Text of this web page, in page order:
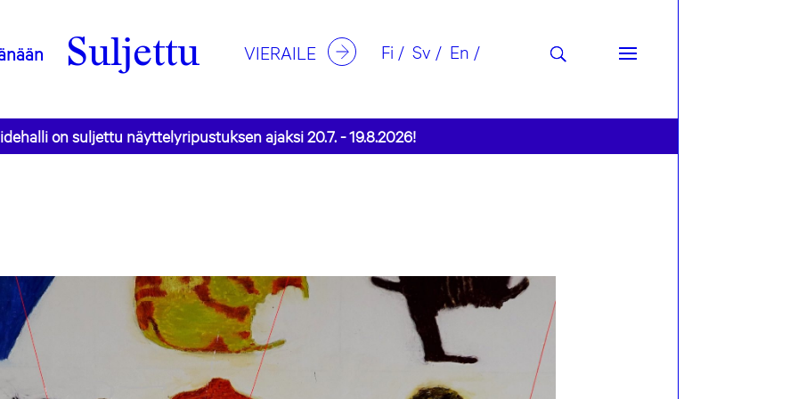
Suljettu VIERAILE Fi Sv En
on suljettu näyttelyripustuksen ajaksi 20.7. - 19.8.2026!